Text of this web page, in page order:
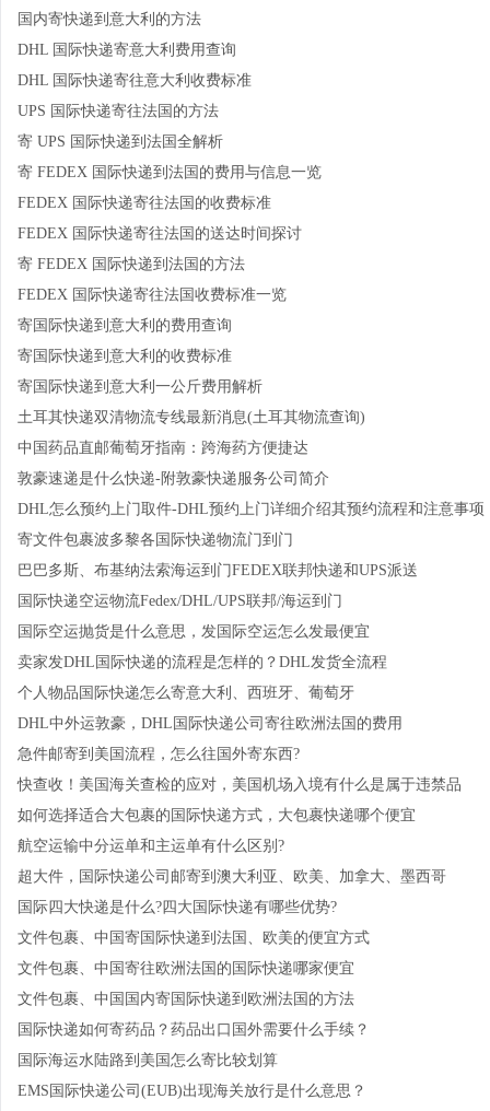
国内寄快递到意大利的方法
DHL 国际快递寄意大利费用查询
DHL 国际快递寄往意大利收费标准
UPS 国际快递寄往法国的方法
寄 UPS 国际快递到法国全解析
寄 FEDEX 国际快递到法国的费用与信息一览
FEDEX 国际快递寄往法国的收费标准
FEDEX 国际快递寄往法国的送达时间探讨
寄 FEDEX 国际快递到法国的方法
FEDEX 国际快递寄往法国收费标准一览
寄国际快递到意大利的费用查询
寄国际快递到意大利的收费标准
寄国际快递到意大利一公斤费用解析
土耳其快递双清物流专线最新消息(土耳其物流查询)
中国药品直邮葡萄牙指南：跨海药方便捷达
敦豪速递是什么快递-附敦豪快递服务公司简介
DHL怎么预约上门取件-DHL预约上门详细介绍其预约流程和注意事项
寄文件包裹波多黎各国际快递物流门到门
巴巴多斯、布基纳法索海运到门FEDEX联邦快递和UPS派送
国际快递空运物流Fedex/DHL/UPS联邦/海运到门
国际空运抛货是什么意思，发国际空运怎么发最便宜
卖家发DHL国际快递的流程是怎样的？DHL发货全流程
个人物品国际快递怎么寄意大利、西班牙、葡萄牙
DHL中外运敦豪，DHL国际快递公司寄往欧洲法国的费用
急件邮寄到美国流程，怎么往国外寄东西?
快查收！美国海关查检的应对，美国机场入境有什么是属于违禁品
如何选择适合大包裹的国际快递方式，大包裹快递哪个便宜
航空运输中分运单和主运单有什么区别?
超大件，国际快递公司邮寄到澳大利亚、欧美、加拿大、墨西哥
国际四大快递是什么?四大国际快递有哪些优势?
文件包裹、中国寄国际快递到法国、欧美的便宜方式
文件包裹、中国寄往欧洲法国的国际快递哪家便宜
文件包裹、中国国内寄国际快递到欧洲法国的方法
国际快递如何寄药品？药品出口国外需要什么手续？
国际海运水陆路到美国怎么寄比较划算
EMS国际快递公司(EUB)出现海关放行是什么意思？